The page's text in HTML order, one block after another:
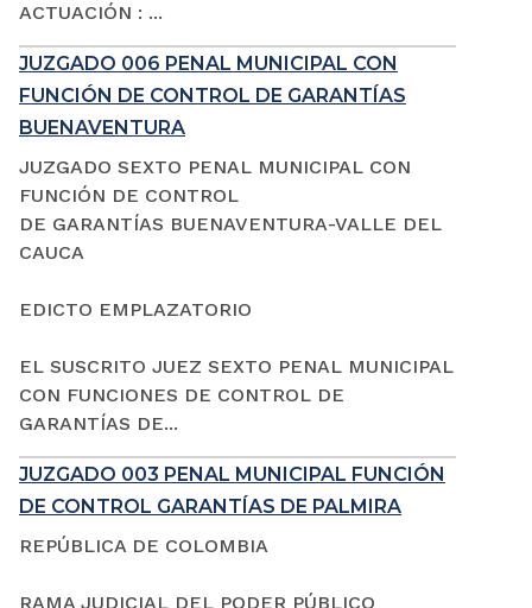
ACTUACIÓN : ...
JUZGADO 006 PENAL MUNICIPAL CON
FUNCIÓN DE CONTROL DE GARANTÍAS
BUENAVENTURA
JUZGADO SEXTO PENAL MUNICIPAL CON
FUNCIÓN DE CONTROL
DE GARANTÍAS BUENAVENTURA-VALLE DEL
CAUCA
EDICTO EMPLAZATORIO
EL SUSCRITO JUEZ SEXTO PENAL MUNICIPAL
CON FUNCIONES DE CONTROL DE
GARANTÍAS DE...
JUZGADO 003 PENAL MUNICIPAL FUNCIÓN
DE CONTROL GARANTÍAS DE PALMIRA
REPÚBLICA DE COLOMBIA
RAMA JUDICIAL DEL PODER PÚBLICO